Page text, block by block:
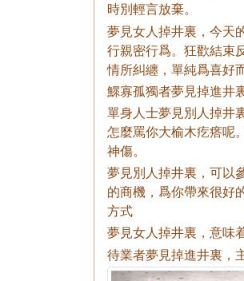
時別輕言放棄。
夢見女人掉井裏，今天
行親密行爲。狂歡結束
情所糾纏，單純爲喜好
鰥寡孤獨者夢見掉進井
單身人士夢見別人掉井
怎麼罵你大榆木疙瘩呢
神傷。
夢見別人掉井裏，可以
的商機，爲你帶來很好
方式
夢見女人掉井裏，意味
待業者夢見掉進井裏，